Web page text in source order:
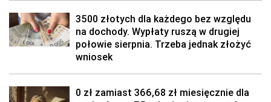
3500 złotych dla każdego bez względu
na dochody. Wypłaty ruszą w drugiej
połowie sierpnia. Trzeba jednak złożyć
wniosek
0 zł zamiast 366,68 zł miesięcznie dla